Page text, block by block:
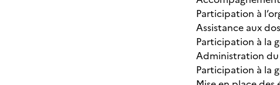
Participation à
Assistance aux
Participation à la
Administration du
Participation à la